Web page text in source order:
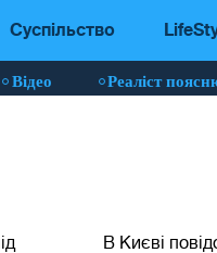
Суспільство
Відео Реаліст
В Києві